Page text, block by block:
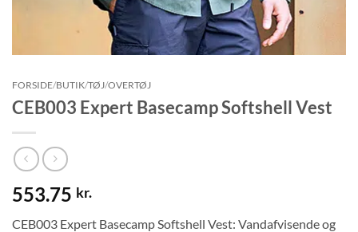
FORSIDE/BUTIK/TØJ/OVERTØJ
CEB003 Expert Basecamp Softshell Vest
553.75 kr.
CEB003 Expert Basecamp Softshell Vest: Vandafvisende og